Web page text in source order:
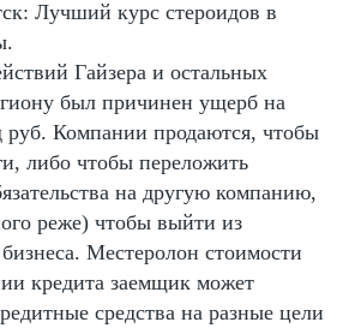
Лучший курс стероидов в
Гайзера и остальных
был причинен ущерб на
Компании продаются, чтобы
либо чтобы переложить
на другую компанию,
реже) чтобы выйти из
Местеролон стоимости
кредита заемщик может
средства на разные цели